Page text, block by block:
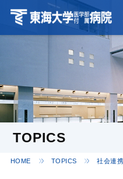
TOPICS
HOME TOPICS 社会連携